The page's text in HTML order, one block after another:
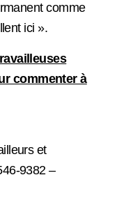
comme
ici ».
commenter à
et
9382 –